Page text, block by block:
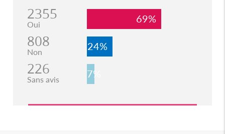
2355
Oui 69%
808
Non 24%
226
Sans avis 7%